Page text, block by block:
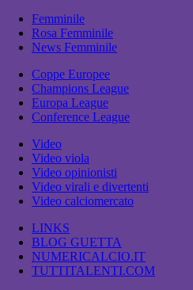
Femminile
Rosa Femminile
News Femminile
Coppe Europee
Champions League
Europa League
Conference League
Video
Video viola
Video opinionisti
Video virali e divertenti
Video calciomercato
LINKS
BLOG GUETTA
NUMERICALCIO.IT
TUTTITALENTI.COM